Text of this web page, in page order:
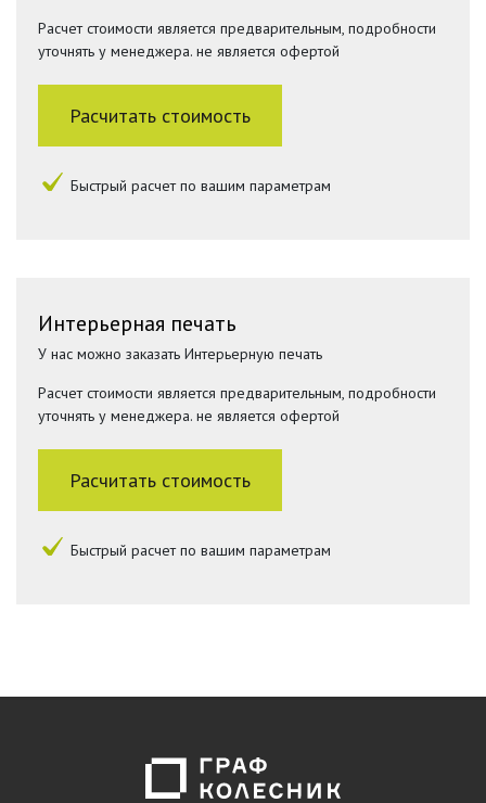
Расчет стоимости является предварительным, подробности
уточнять у менеджера. не является офертой
Расчитать стоимость
Быстрый расчет по вашим параметрам
Интерьерная печать
У нас можно заказать Интерьерную печать
Расчет стоимости является предварительным, подробности
уточнять у менеджера. не является офертой
Расчитать стоимость
Быстрый расчет по вашим параметрам